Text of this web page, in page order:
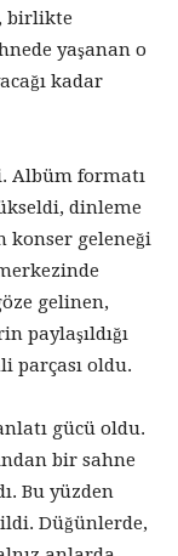
birlikte
yaşanan o
kadar
Albüm formatı
dinleme
konser geleneği
gelinen,
paylaşıldığı
parçası oldu.
gücü oldu.
bir sahne
Bu yüzden
Düğünlerde,